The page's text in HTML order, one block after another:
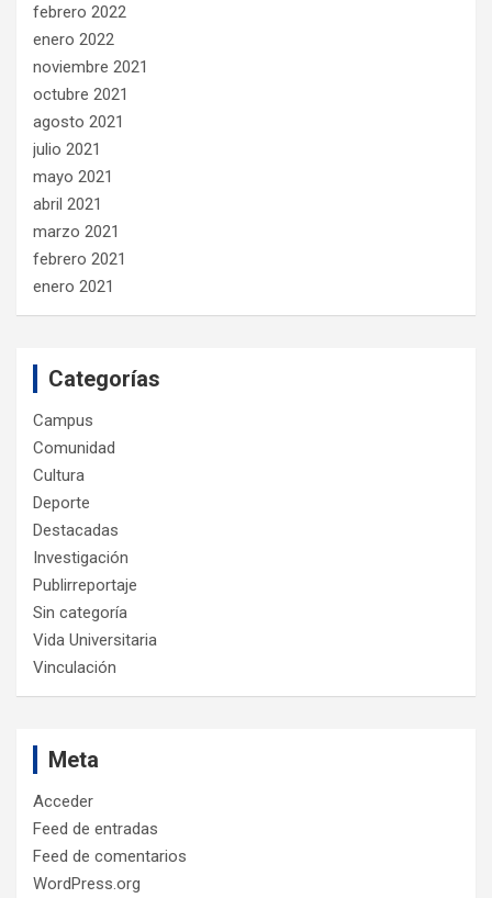
febrero 2022
enero 2022
noviembre 2021
octubre 2021
agosto 2021
julio 2021
mayo 2021
abril 2021
marzo 2021
febrero 2021
enero 2021
Categorías
Campus
Comunidad
Cultura
Deporte
Destacadas
Investigación
Publirreportaje
Sin categoría
Vida Universitaria
Vinculación
Meta
Acceder
Feed de entradas
Feed de comentarios
WordPress.org